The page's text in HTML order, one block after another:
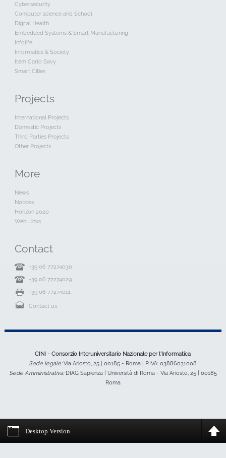
Cybersecurity
Computer science and School
Digital Health
Embedded Systems & Smart Manufacturing
Infolife
Informatics & Society
Item Carlo Savy
Smart Cities
Projects
International Projects
Domestic Projects
Third Parties Projects
Other Projects
More
News
Notices
Horizon 2020
Web Links
Contact
+39 06 77274030
+39 06 77274029
+39 06 77274011
Contact us
CINI - Consorzio Interuniversitario Nazionale per l'Informatica
Sede legale:Via Ariosto, 25 | 00185 - Roma | P.IVA: 03886031008
Sede Amministrativa:DIAG Sapienza | Università di Roma - Via Ariosto, 25 | 00185
Roma
Desktop Version